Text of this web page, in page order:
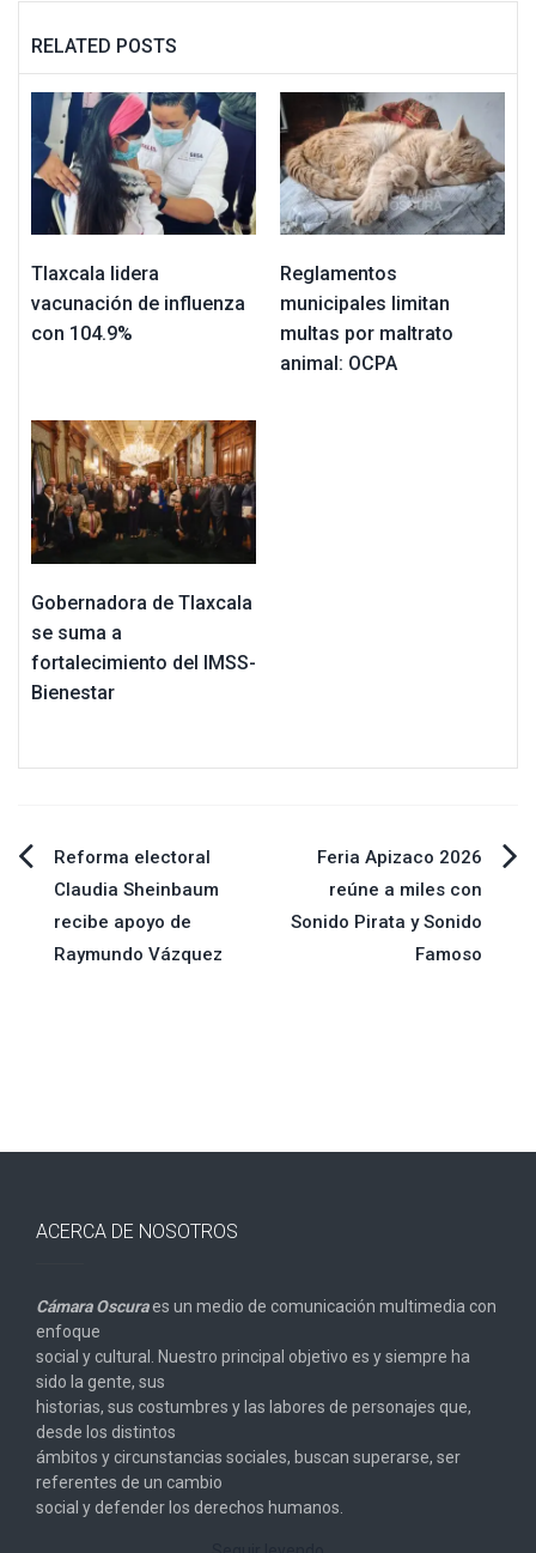
RELATED POSTS
Tlaxcala lidera
vacunación de influenza
con 104.9%
Reglamentos
municipales limitan
multas por maltrato
animal: OCPA
Gobernadora de Tlaxcala
se suma a
fortalecimiento del IMSS-
Bienestar
Navegación
de
entradas
Reforma electoral
Claudia Sheinbaum
recibe apoyo de
Raymundo Vázquez
Feria Apizaco 2026
reúne a miles con
Sonido Pirata y Sonido
Famoso
ACERCA DE NOSOTROS
Cámara Oscuraes un medio de comunicación multimedia con
enfoque
social y cultural. Nuestro principal objetivo es y siempre ha
sido la gente, sus
historias, sus costumbres y las labores de personajes que,
desde los distintos
ámbitos y circunstancias sociales, buscan superarse, ser
referentes de un cambio
social y defender los derechos humanos.